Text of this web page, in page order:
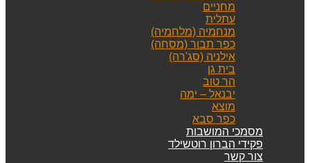
מחניים
עתלית
מנחמיה (מלחמיה)
כפר תבור (מסחה)
אילניה (סג'רה)
בית גן
הר טוב
יבנאל – ימה
מוצא
כפר סבא
מסמכי המושבות
פקידי הברון רוטשילד
צור קשר